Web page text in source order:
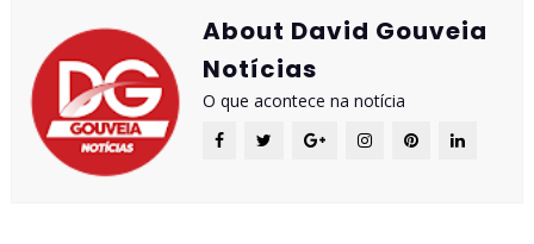
About David Gouveia
Notícias
O que acontece na notícia